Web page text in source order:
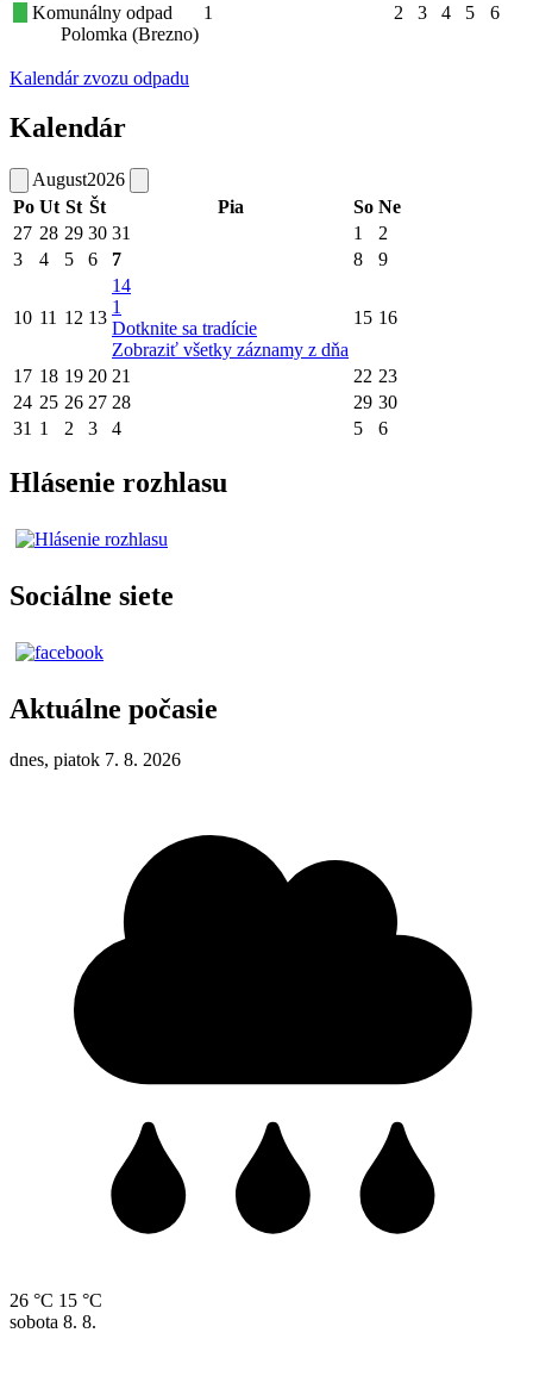
Komunálny odpad
Polomka (Brezno)
1 2 3 4 5 6
Kalendár zvozu odpadu
Kalendár
August2026
Po Ut St Št Pia So Ne
27 28 29 30 31 1
2
3
4 5 6 7 8 9
10 11 12 13
14
1
Dotknite sa tradície
Zobraziť všetky záznamy z dňa
15 16
17 18 19 20 21 22 23
24 25 26 27 28 29 30
31 1 2 3 4 5 6
Hlásenie rozhlasu
Sociálne siete
Aktuálne počasie
dnes, piatok 7. 8. 2026
26 °C 15 °C
sobota 8. 8.